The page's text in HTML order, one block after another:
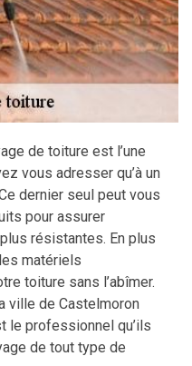
de toiture est l’une
vous adresser qu’à un
dernier seul peut vous
pour assurer
résistantes. En plus
matériels
toiture sans l’abîmer.
ville de Castelmoron
le professionnel qu’ils
de tout type de